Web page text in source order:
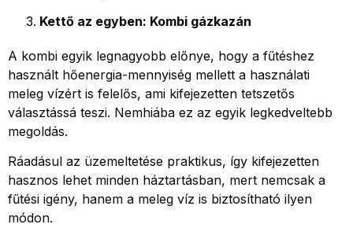
Kettő az egyben: Kombi gázkazán
A kombi egyik legnagyobb előnye, hogy a fűtéshez
használt hőenergia-mennyiség mellett a használati
meleg vízért is felelős, ami kifejezetten tetszetős
választássá teszi. Nemhiába ez az egyik legkedveltebb
megoldás.
Ráadásul az üzemeltetése praktikus, így kifejezetten
hasznos lehet minden háztartásban, mert nemcsak a
fűtési igény, hanem a meleg víz is biztosítható ilyen
módon.